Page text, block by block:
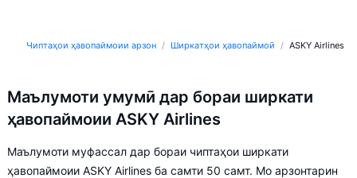
Чиптаҳои ҳавопаймоии арзон Ширкатҳои ҳавопаймоӣ ASKY Airlines
Маълумоти умумӣ дар бораи ширкати
ҳавопаймоии ASKY Airlines
Маълумоти муфассал дар бораи чиптаҳои ширкати
ҳавопаймоии ASKY Airlines ба самти 50 самт. Мо арзонтарин